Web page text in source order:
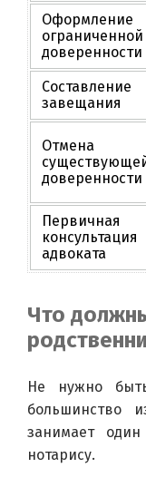
Оформление
ограниченной
доверенности
Составление
завещания
Отмена
доверенности
Первичная
консультация
адвоката
Что
Не нужно
большинство
занимает
нотарису.